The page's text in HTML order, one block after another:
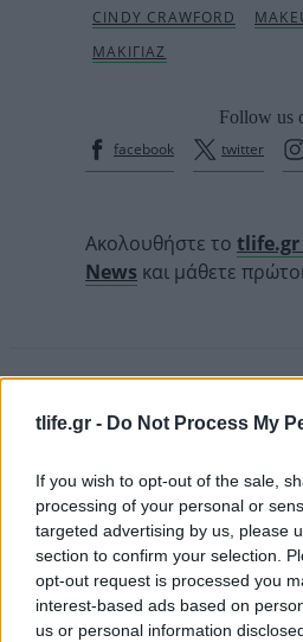
tlife.gr - Do Not Process My
If you wish to opt-out of the sale,
processing of your personal or
targeted advertising by us, please
section to confirm your selection.
opt-out request is processed you
interest-based ads based on
us or personal information
Follow us
facebook
twitter
Ακολουθήστε το tlife.gr
News και μάθετε
READ